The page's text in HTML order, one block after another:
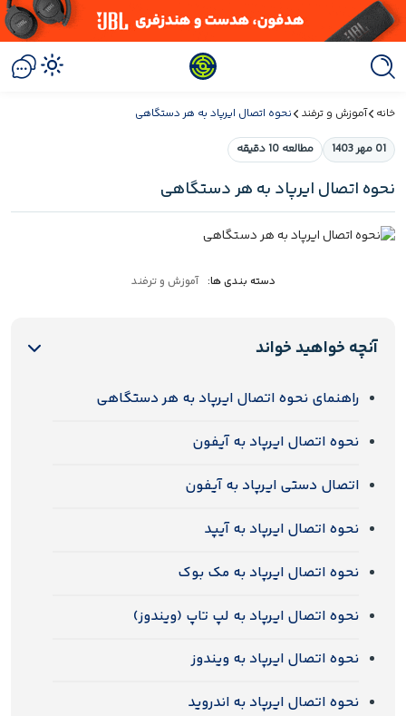
خانه آموزش و ترفند نحوه اتصال ایرپاد به هر دستگاهی
01 مهر 1403 مطالعه 10 دقیقه
نحوه اتصال ایرپاد به هر دستگاهی
دسته بندی ها: آموزش و ترفند
آنچه خواهید خواند
راهنمای نحوه اتصال ایرپاد به هر دستگاهی
نحوه اتصال ایرپاد به آیفون
اتصال دستی ایرپاد به آیفون
نحوه اتصال ایرپاد به آیپد
نحوه اتصال ایرپاد به مک‌ بوک
نحوه اتصال ایرپاد به لپ‌ تاپ (ویندوز)
نحوه اتصال ایرپاد به ویندوز
نحوه اتصال ایرپاد به اندروید